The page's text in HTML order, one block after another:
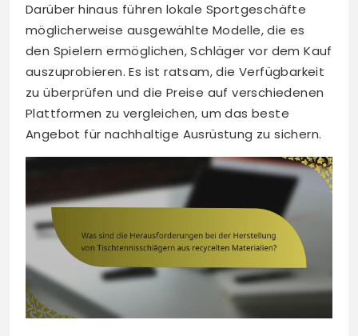
Darüber hinaus führen lokale Sportgeschäfte
möglicherweise ausgewählte Modelle, die es
den Spielern ermöglichen, Schläger vor dem Kauf
auszuprobieren. Es ist ratsam, die Verfügbarkeit
zu überprüfen und die Preise auf verschiedenen
Plattformen zu vergleichen, um das beste
Angebot für nachhaltige Ausrüstung zu sichern.